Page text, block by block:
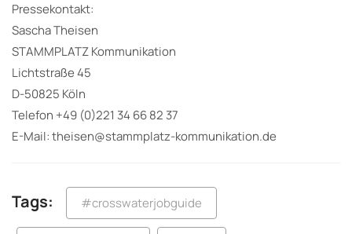
Pressekontakt:
Sascha Theisen
STAMMPLATZ Kommunikation
Lichtstraße 45
D-50825 Köln
Telefon +49 (0)221 34 66 82 37
E-Mail: theisen@stammplatz-kommunikation.de
Tags: #crosswaterjobguide